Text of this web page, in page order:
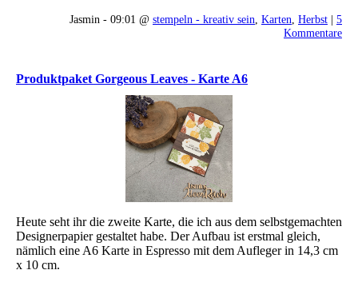
Jasmin - 09:01 @ stempeln - kreativ sein Karten Herbst | 5
Kommentare
Produktpaket Gorgeous Leaves - Karte A6
Heute seht ihr die zweite Karte, die ich aus dem selbstgemachten
Designerpapier gestaltet habe. Der Aufbau ist erstmal gleich,
nämlich eine A6 Karte in Espresso mit dem Aufleger in 14,3 cm
x 10 cm.